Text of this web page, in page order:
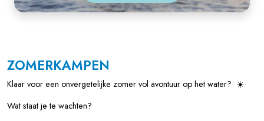
ZOMERKAMPEN
Klaar voor een onvergetelijke zomer vol avontuur op het water? ☀️
Wat staat je te wachten?